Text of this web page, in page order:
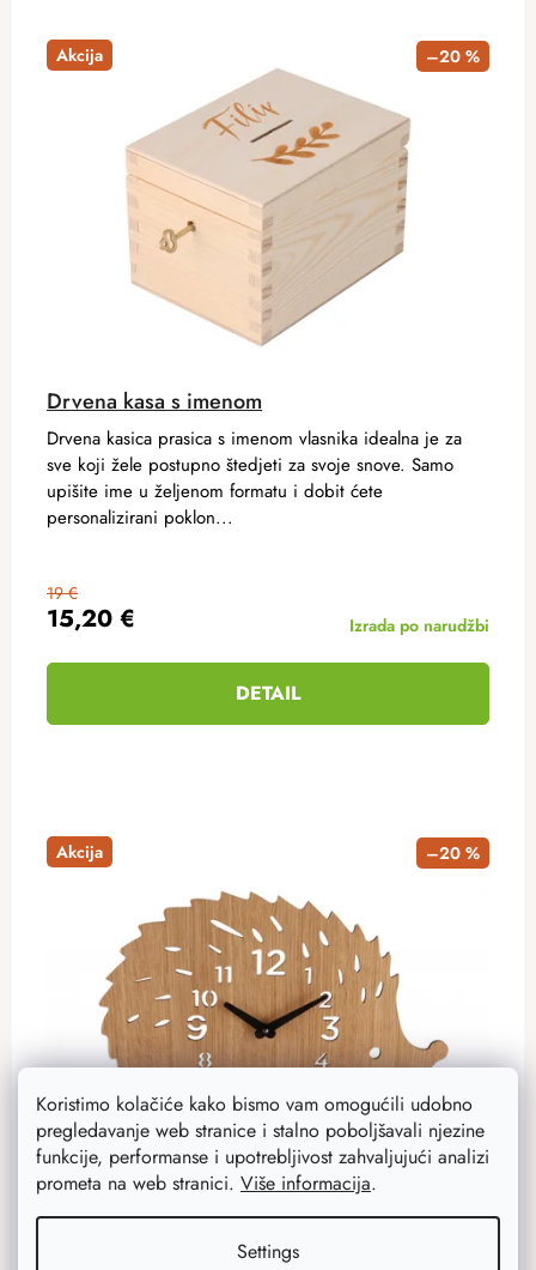
Koristimo kolačiće kako bismo vam omogućili udobno
pregledavanje web stranice i stalno poboljšavali njezine
funkcije, performanse i upotrebljivost zahvaljujući analizi
prometa na web stranici. Više informacija.
Settings
Akcija –20 %
Drvena kasa s imenom
15,20 €
19 €
Izrada po narudžbi
DETAIL
Drvena kasica prasica s imenom vlasnika idealna je za
sve koji žele postupno štedjeti za svoje snove. Samo
upišite ime u željenom formatu i dobit ćete
personalizirani poklon...
Akcija –20 %
Dječji zidni sat - jež
njega djeca naučiti gledati na sat, te tako i planirati svoje